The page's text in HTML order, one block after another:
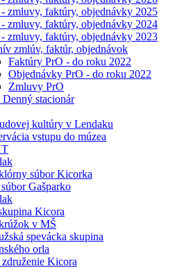
zmluvy, faktúry, objednávky 2025
zmluvy, faktúry, objednávky 2024
zmluvy, faktúry, objednávky 2023
zmlúv, faktúr, objednávok
Faktúry PrO - do roku 2022
Objednávky PrO - do roku 2022
Zmluvy PrO
stacionár
kultúry v Lendaku
vstupu do múzea
súbor Kicorka
Gašparko
Kicora
v MŠ
spevácka skupina
orla
Kicora